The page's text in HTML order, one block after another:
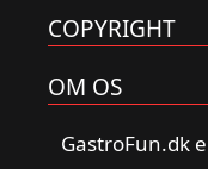
COPYRIGHT
OM OS
GastroFun.dk